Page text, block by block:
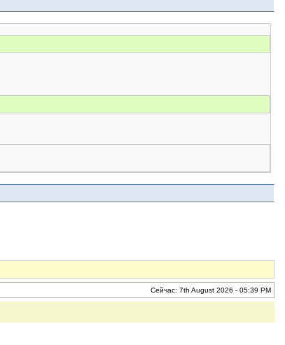
Сейчас: 7th August 2026 - 05:39 PM